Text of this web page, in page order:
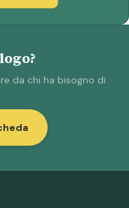
da chi ha bisogno di